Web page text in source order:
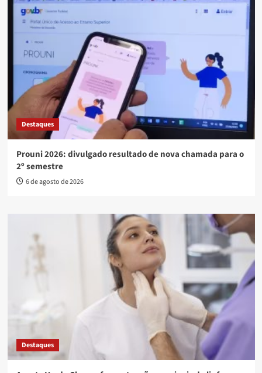
Destaques
Prouni 2026: divulgado resultado de nova chamada para o
2º semestre
6 de agosto de 2026
Destaques